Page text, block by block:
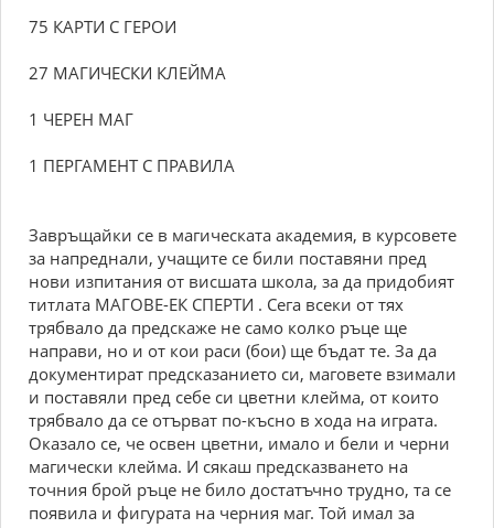
75 КАРТИ С ГЕРОИ
27 МАГИЧЕСКИ КЛЕЙМА
1 ЧЕРЕН МАГ
1 ПЕРГАМЕНТ С ПРАВИЛА
Завръщайки се в магическата академия, в курсовете
за напреднали, учащите се били поставяни пред
нови изпитания от висшата школа, за да придобият
титлата МАГОВЕ-ЕК СПЕРТИ . Сега всеки от тях
трябвало да предскаже не само колко ръце ще
направи, но и от кои раси (бои) ще бъдат те. За да
документират предсказанието си, маговете взимали
и поставяли пред себе си цветни клейма, от които
трябвало да се отърват по-късно в хода на играта.
Оказало се, че освен цветни, имало и бели и черни
магически клейма. И сякаш предсказването на
точния брой ръце не било достатъчно трудно, та се
появила и фигурата на черния маг. Той имал за